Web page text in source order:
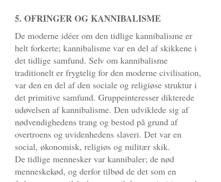
5. OFRINGER OG KANNIBALISME
De moderne idéer om den tidlige kannibalisme er
helt forkerte; kannibalisme var en del af skikkene i
det tidlige samfund. Selv om kannibalisme
traditionelt er frygtelig for den moderne civilisation,
var den en del af den sociale og religiøse struktur i
det primitive samfund. Gruppeinteresser dikterede
udøvelsen af kannibalisme. Den udviklede sig af
nødvendighedens trang og bestod på grund af
overtroens og uvidenhedens slaveri. Det var en
social, økonomisk, religiøs og militær skik.
De tidlige mennesker var kannibaler; de nød
menneskekød, og derfor tilbød de det som en